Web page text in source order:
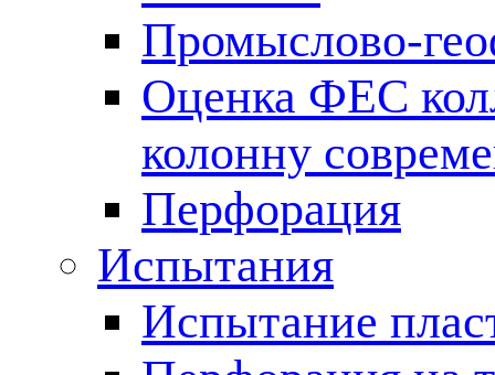
Промыслово-
Оценка ФЕС
колонну
Перфорация
Испытания
Испытание